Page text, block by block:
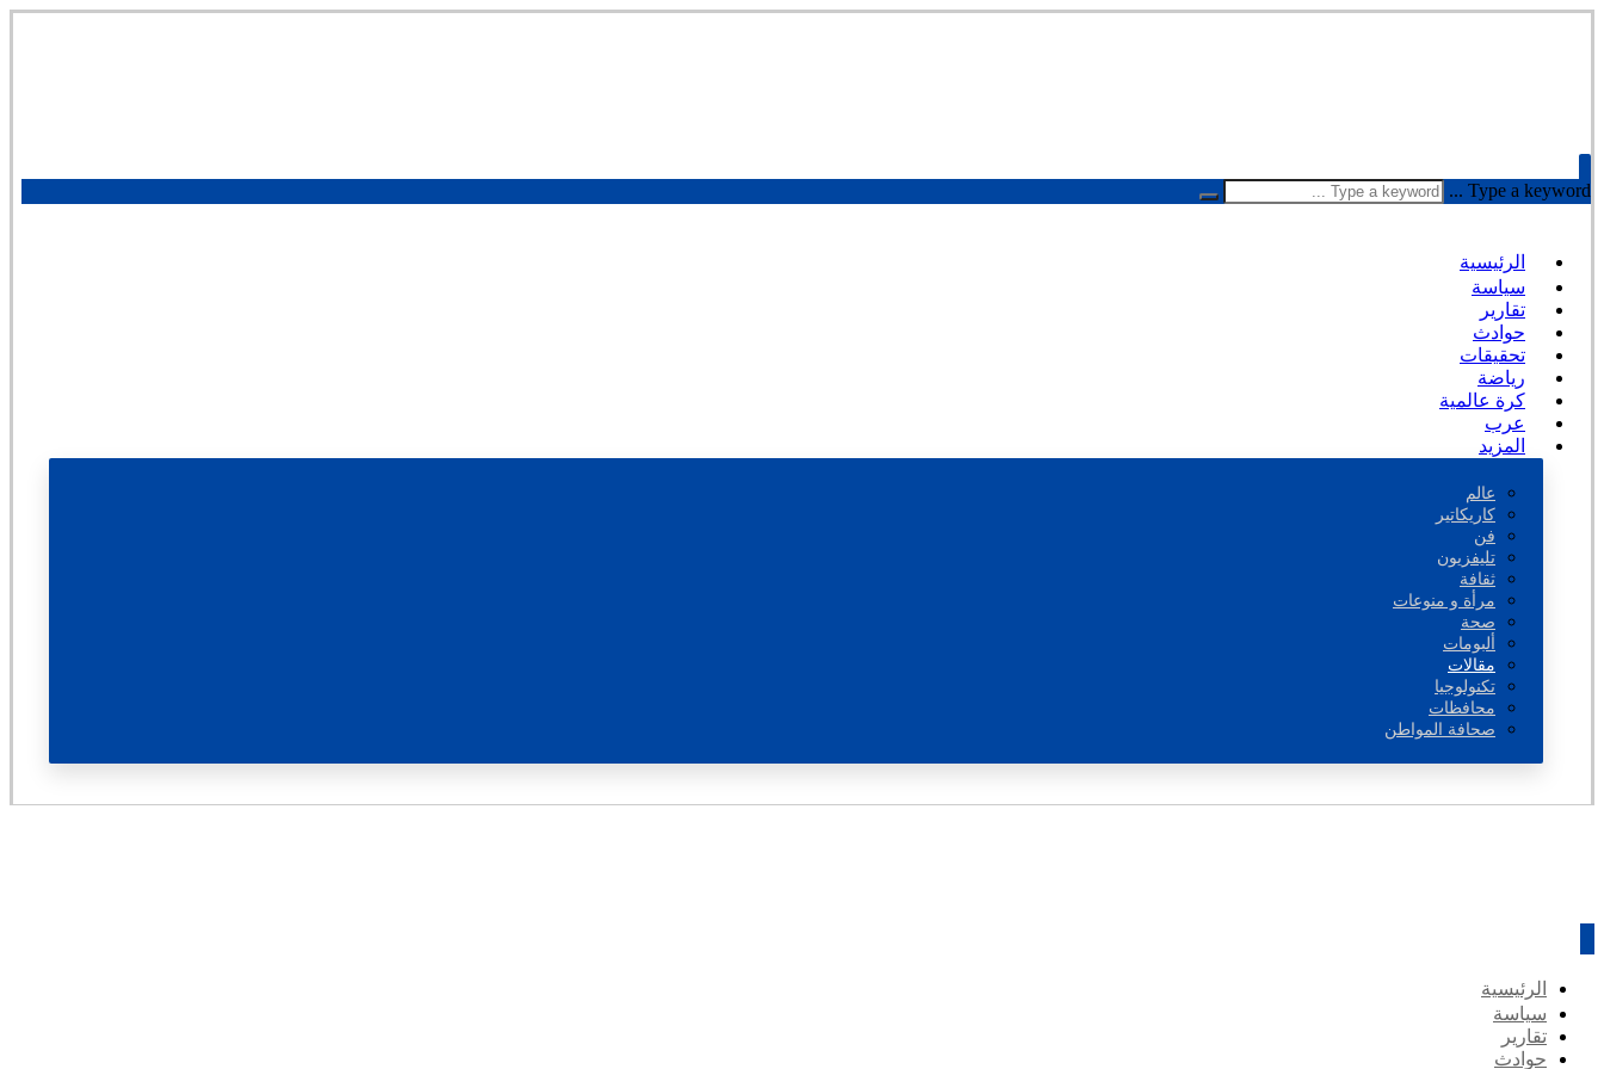
Type a keyword ...
الرئيسية
سياسة
تقارير
حوادث
تحقيقات
رياضة
كرة عالمية
عرب
المزيد
عالم
كاريكاتير
فن
تليفزيون
ثقافة
مرأة و منوعات
صحة
ألبومات
مقالات
تكنولوجيا
محافظات
صحافة المواطن
الرئيسية
سياسة
تقارير
حوادث